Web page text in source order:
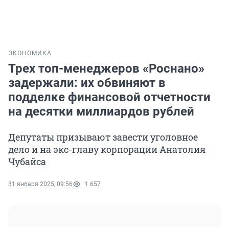
ЭКОНОМИКА
Трех топ-менеджеров «Роснано»
задержали: их обвиняют в
подделке финансовой отчетности
на десятки миллиардов рублей
Депутаты призывают завести уголовное
дело и на экс-главу корпорации Анатолия
Чубайса
31 января 2025, 09:56 1 657